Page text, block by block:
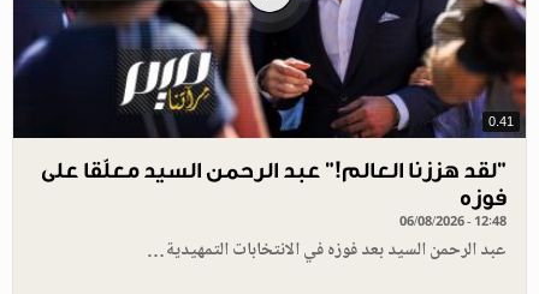
0.41
”لقد هززنا العالم!” عبد الرحمن السيد معلّقا على
فوزه
06/08/2026 - 12:48
عبد الرحمن السيد بعد فوزه في الانتخابات التمهيدية…